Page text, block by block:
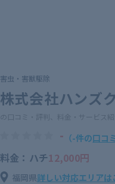
害虫・害獣駆除
株式会社ハンズ
の口コミ・評判、料金・サービス
- （-件の口コ
料金：ハチ12,000円
福岡県詳しい対応エリアは